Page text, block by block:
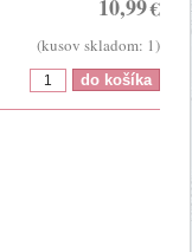
10,99€
(kusov skladom: 1)